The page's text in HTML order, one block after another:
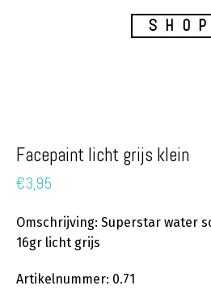
SHOP
Facepaint licht grijs klein
€3,95
Omschrijving: Superstar water
16gr licht grijs
Artikelnummer: 0.71